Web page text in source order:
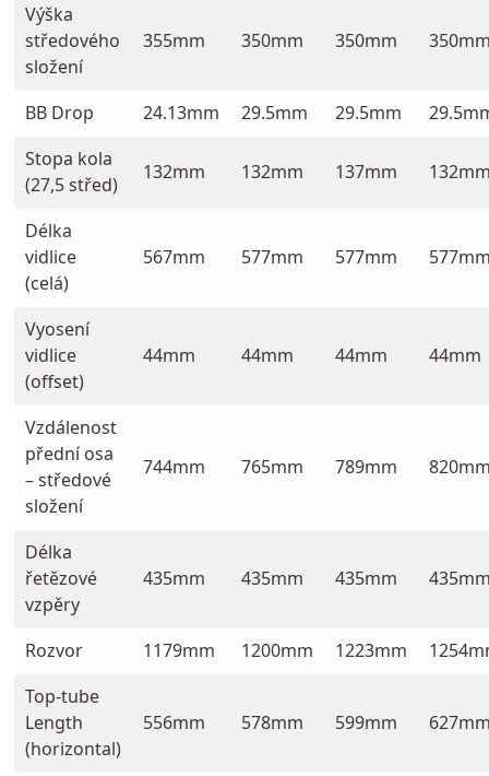
Výška
středového
složení
355mm 350mm 350mm
BB Drop 24.13mm 29.5mm 29.5mm
Stopa kola
(27,5 střed)
132mm 132mm 137mm
Délka
vidlice
(celá)
567mm 577mm 577mm
Vyosení
vidlice
(offset)
44mm 44mm 44mm 44mm
Vzdálenost
přední osa
– středové
složení
744mm 765mm 789mm
Délka
řetězové
vzpěry
435mm 435mm 435mm
Rozvor 1179mm 1200mm 1223mm
Top-tube
Length
(horizontal)
556mm 578mm 599mm